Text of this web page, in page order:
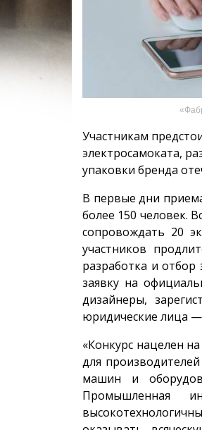
Участникам
электросамоката,
упаковки бренда
В первые дни
более 150 человек.
сопровождать 20
участников
разработка и
заявку на
дизайнеры,
юридические лица —
«Конкурс нацелен
для
машин и
Промышленная